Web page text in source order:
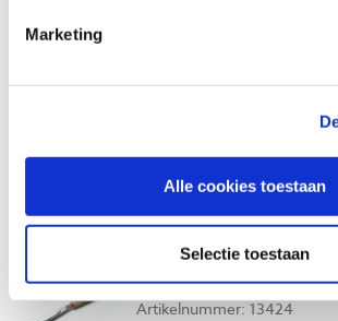
Marketing
Alle cookies toestaan
Selectie toestaan
Pfeil 7-18 rechte guts,
Op voorraad
Vergelijken
Pfeil 7-20 rechte guts,
mm
Artikelnummer: 13424